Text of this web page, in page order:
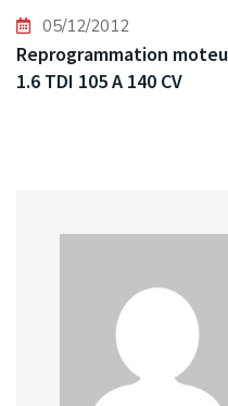
05/12/2012
Reprogrammation moteur
1.6 TDI 105 A 140 CV